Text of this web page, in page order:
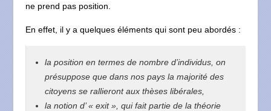
ne prend pas position.
En effet, il y a quelques éléments qui sont peu abordés :
la position en termes de nombre d’individus, on
présuppose que dans nos pays la majorité des
citoyens se rallieront aux thèses libérales,
la notion d’ « exit », qui fait partie de la théorie